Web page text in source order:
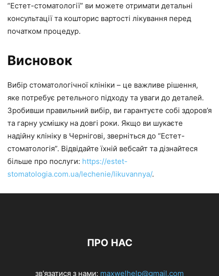
“Естет-стоматології” ви можете отримати детальні
консультації та кошторис вартості лікування перед
початком процедур.
Висновок
Вибір стоматологічної клініки – це важливе рішення,
яке потребує ретельного підходу та уваги до деталей.
Зробивши правильний вибір, ви гарантуєте собі здоров’я
та гарну усмішку на довгі роки. Якщо ви шукаєте
надійну клініку в Чернігові, зверніться до “Естет-
стоматологія”. Відвідайте їхній вебсайт та дізнайтеся
більше про послуги: https://estet-
stomatologia.com.ua/lechenie/likuvannya/.
ПРО НАС
зв'язатися з нами: maxwelhelp@gmail.com